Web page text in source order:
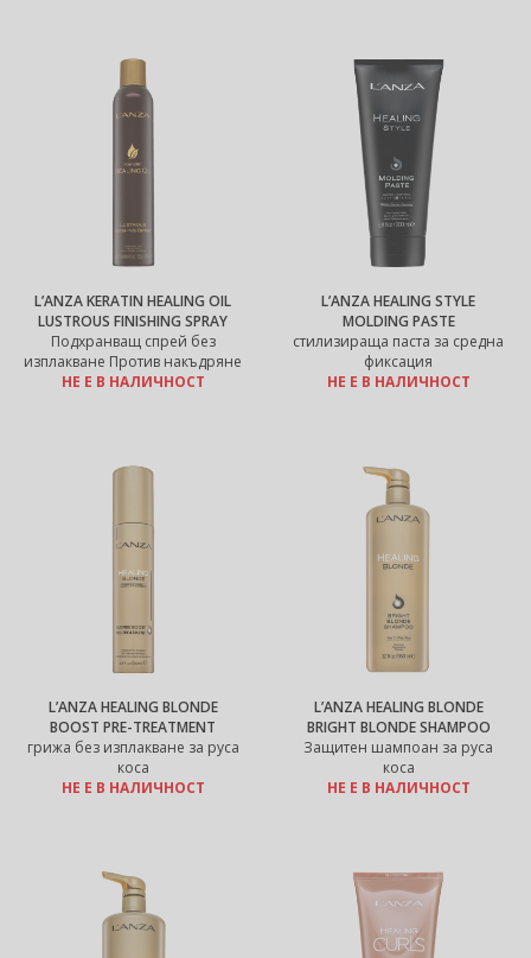
L’ANZA KERATIN HEALING OIL
LUSTROUS FINISHING SPRAY
Подхранващ спрей без
изплакване Против накъдряне
НЕ Е В НАЛИЧНОСТ
L’ANZA HEALING STYLE
MOLDING PASTE
стилизираща паста за средна
фиксация
НЕ Е В НАЛИЧНОСТ
L’ANZA HEALING BLONDE
BOOST PRE-TREATMENT
грижа без изплакване за руса
коса
НЕ Е В НАЛИЧНОСТ
L’ANZA HEALING BLONDE
BRIGHT BLONDE SHAMPOO
Защитен шампоан за руса
коса
НЕ Е В НАЛИЧНОСТ